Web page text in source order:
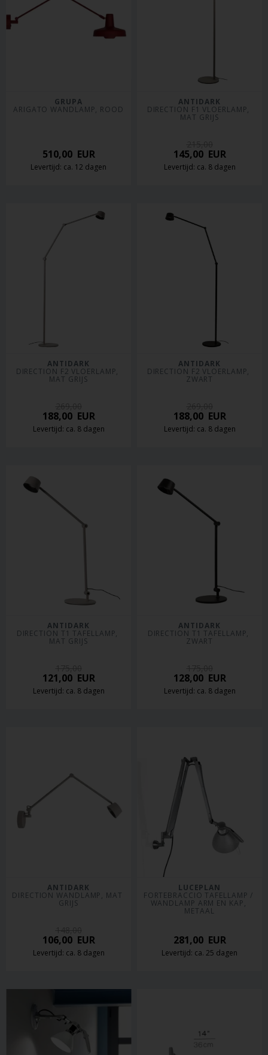
GRUPA
ARIGATO WANDLAMP, ROOD
510,00EUR
Levertijd: ca. 12 dagen
ANTIDARK
DIRECTION F1 VLOERLAMP,
MAT GRIJS
145,00EUR
Levertijd: ca. 8 dagen
ANTIDARK
DIRECTION F2 VLOERLAMP,
MAT GRIJS
188,00EUR
Levertijd: ca. 8 dagen
ANTIDARK
DIRECTION F2 VLOERLAMP,
ZWART
188,00EUR
Levertijd: ca. 8 dagen
ANTIDARK
DIRECTION T1 TAFELLAMP,
MAT GRIJS
121,00EUR
Levertijd: ca. 8 dagen
ANTIDARK
DIRECTION T1 TAFELLAMP,
ZWART
128,00EUR
Levertijd: ca. 8 dagen
ANTIDARK
DIRECTION WANDLAMP, MAT
GRIJS
106,00EUR
Levertijd: ca. 8 dagen
LUCEPLAN
FORTEBRACCIO TAFELLAMP /
WANDLAMP ARM EN KAP,
METAAL
281,00EUR
Levertijd: ca. 25 dagen